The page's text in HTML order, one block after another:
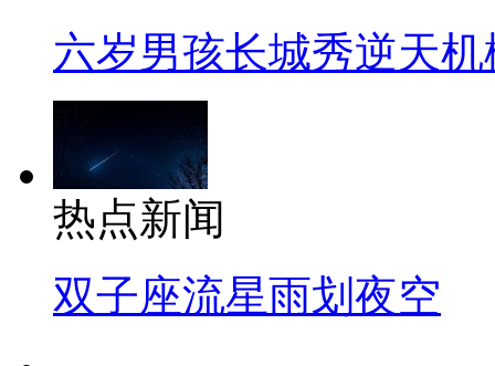
六岁男孩长城秀逆天机
热点新闻
双子座流星雨划夜空